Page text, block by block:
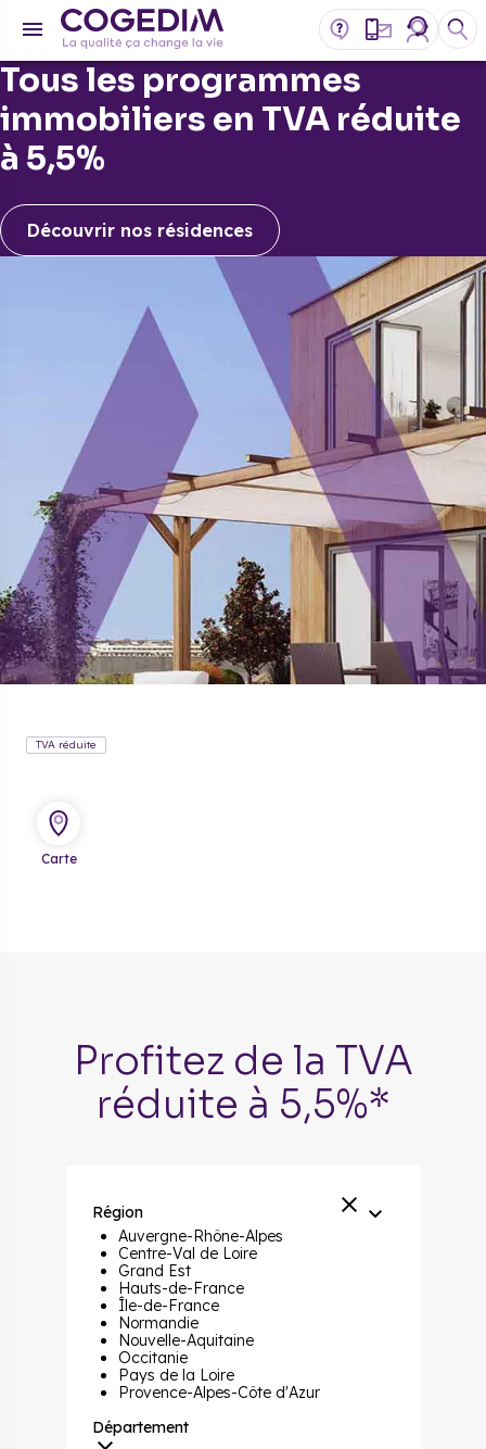
Tous les programmes
immobiliers en TVA réduite
à 5,5%
Découvrir nos résidences
TVA réduite
Carte
Profitez de la TVA
réduite à 5,5%*
Région
Auvergne-Rhône-Alpes
Centre-Val de Loire
Grand Est
Hauts-de-France
Île-de-France
Normandie
Nouvelle-Aquitaine
Occitanie
Pays de la Loire
Provence-Alpes-Côte d'Azur
Département